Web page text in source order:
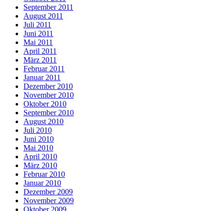
September 2011
August 2011
Juli 2011
Juni 2011
Mai 2011
April 2011
März 2011
Februar 2011
Januar 2011
Dezember 2010
November 2010
Oktober 2010
September 2010
August 2010
Juli 2010
Juni 2010
Mai 2010
April 2010
März 2010
Februar 2010
Januar 2010
Dezember 2009
November 2009
Oktober 2009